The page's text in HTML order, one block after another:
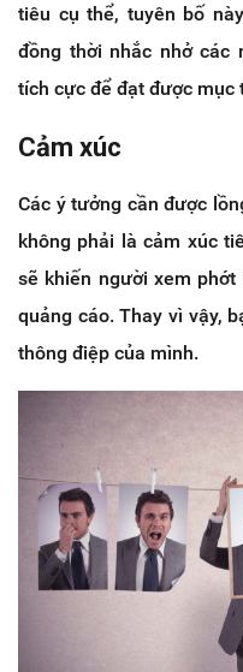
tiêu cụ thể, tuyên bố
đồng thời nhắc nhở các
tích cực để đạt được mục
Cảm xúc
Các ý tưởng cần được
không phải là cảm xúc
sẽ khiến người xem
quảng cáo. Thay vì vậy,
thông điệp của mình.